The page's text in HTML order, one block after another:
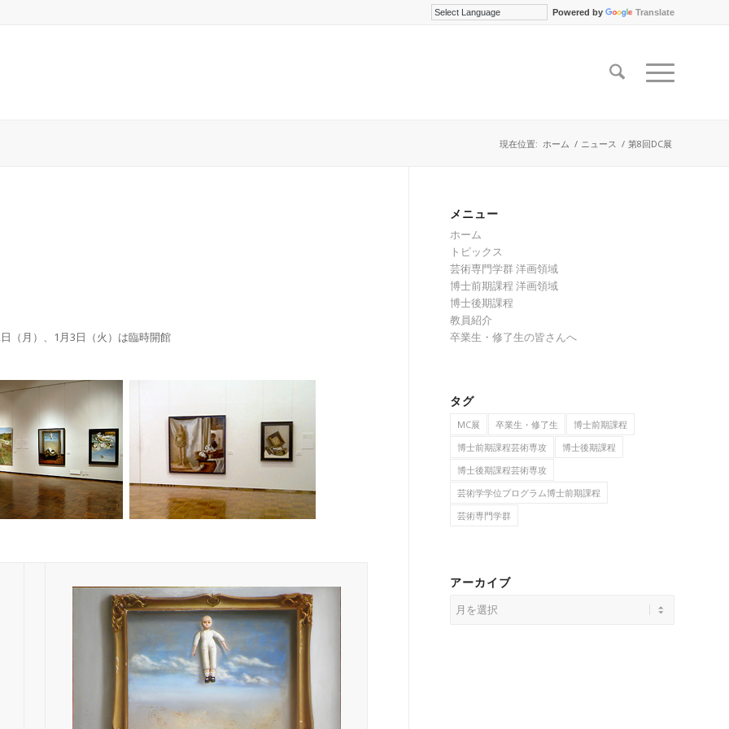
Powered by Translate
現在位置: ホーム / ニュース / 第8回DC展
（月）、1月3日（火）は臨時開館
メニュー
ホーム
トピックス
芸術専門学群 洋画領域
博士前期課程 洋画領域
博士後期課程
教員紹介
卒業生・修了生の皆さんへ
タグ
MC展 卒業生・修了生
博士前期課程
博士前期課程芸術専攻
博士後期課程
博士後期課程芸術専攻
芸術学学位プログラム博士前期課程
芸術専門学群
アーカイブ